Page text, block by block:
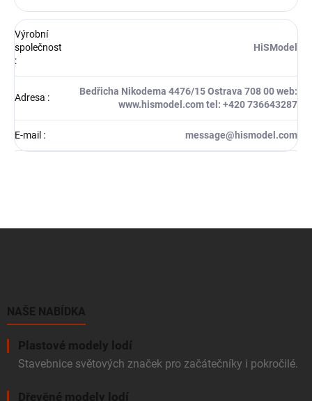
Výrobní
společnost
:
HiSModel
Adresa :
Bedřicha Nikodema 4476/15 Ostrava 708 00 web:
www.hismodel.com tel: +420 736643287
E-mail : message@hismodel.com
NAŠE NABÍDKA
Plastové modely lodí
Stavebnice světových značek pro začátečníky i pokročilé.
Dřevěné modely lodí